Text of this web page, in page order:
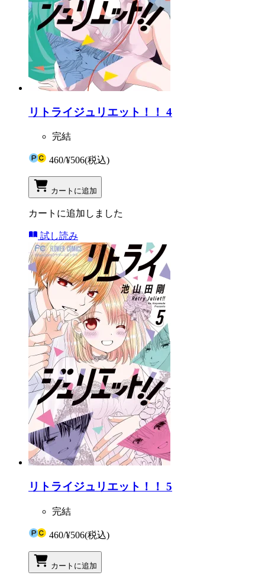
リトライジュリエット！！ 4
完結
460/¥506(税込)
カートに追加
カートに追加しました
試し読み
リトライジュリエット！！ 5
完結
460/¥506(税込)
カートに追加